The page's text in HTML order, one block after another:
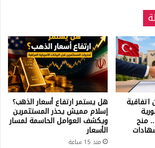
اتفاقية
منح
هل يستمر ارتفاع أسعار الذهب؟
إسلام مميش يحذر المستثمرين
ويكشف العوامل الحاسمة لمسار
الأسعار
منذ 15 ساعة